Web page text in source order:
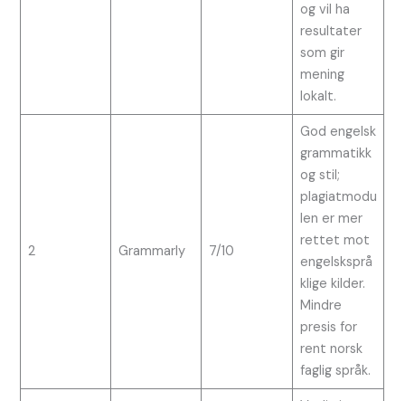
og vil ha
resultater
som gir
mening
lokalt.
2 Grammarly 7/10
God engelsk
grammatikk
og stil;
plagiatmodu
len er mer
rettet mot
engelsksprå
klige kilder.
Mindre
presis for
rent norsk
faglig språk.